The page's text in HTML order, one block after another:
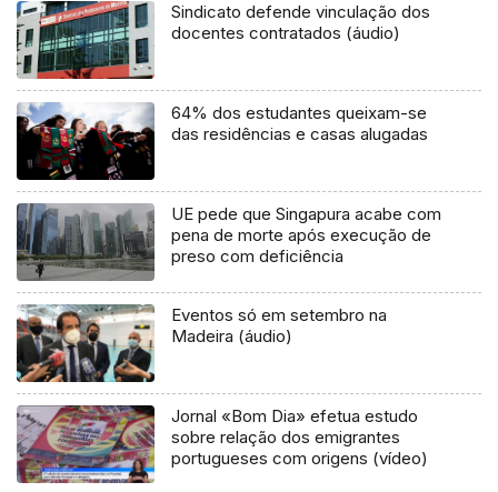
Sindicato defende vinculação dos
docentes contratados (áudio)
64% dos estudantes queixam-se
das residências e casas alugadas
UE pede que Singapura acabe com
pena de morte após execução de
preso com deficiência
Eventos só em setembro na
Madeira (áudio)
Jornal «Bom Dia» efetua estudo
sobre relação dos emigrantes
portugueses com origens (vídeo)